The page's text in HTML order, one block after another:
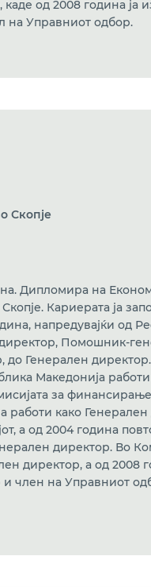
од 2008 година ја
на Управниот одбор.
Скопје
Дипломира на
Кариерата ја
напредувајќи од
Помошник-
Генерален
Македонија
за
работи како
а од 2004 година
директор. Во
директор, a од 2008
и член на Управниот